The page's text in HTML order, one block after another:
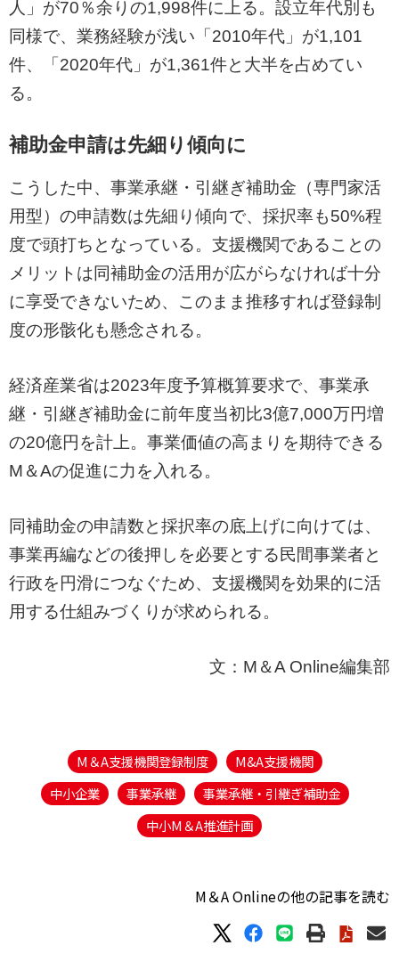
人」が70％余りの1,998件に上る。設立年代別も
同様で、業務経験が浅い「2010年代」が1,101
件、「2020年代」が1,361件と大半を占めてい
る。
補助金申請は先細り傾向に
こうした中、事業承継・引継ぎ補助金（専門家活
用型）の申請数は先細り傾向で、採択率も50%程
度で頭打ちとなっている。支援機関であることの
メリットは同補助金の活用が広がらなければ十分
に享受できないため、このまま推移すれば登録制
度の形骸化も懸念される。
経済産業省は2023年度予算概算要求で、事業承
継・引継ぎ補助金に前年度当初比3億7,000万円増
の20億円を計上。事業価値の高まりを期待できる
M＆Aの促進に力を入れる。
同補助金の申請数と採択率の底上げに向けては、
事業再編などの後押しを必要とする民間事業者と
行政を円滑につなぐため、支援機関を効果的に活
用する仕組みづくりが求められる。
文：M＆A Online編集部
M＆A支援機関登録制度
M&A支援機関
中小企業
事業承継
事業承継・引継ぎ補助金
中小M＆A推進計画
M＆A Onlineの他の記事を読む